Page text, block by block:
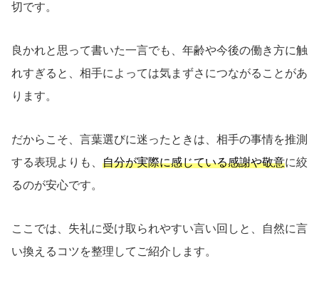
切です。
良かれと思って書いた一言でも、年齢や今後の働き方に触
れすぎると、相手によっては気まずさにつながることがあ
ります。
だからこそ、言葉選びに迷ったときは、相手の事情を推測
する表現よりも、 自分が実際に感じている感謝や敬意に絞
るのが安心です。
ここでは、失礼に受け取られやすい言い回しと、自然に言
い換えるコツを整理してご紹介します。